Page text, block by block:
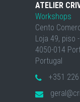
ATELIER
Workshops
Cento
Loja 49, piso -
4050-014
Portugal
+351